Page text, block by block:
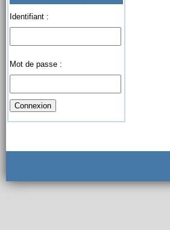
Identifiant :
Mot de passe :